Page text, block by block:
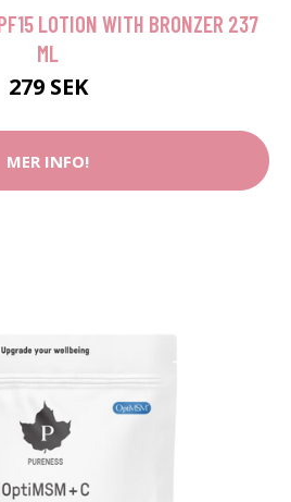
LOTION WITH BRONZER 237
ML
279 SEK
MER INFO!